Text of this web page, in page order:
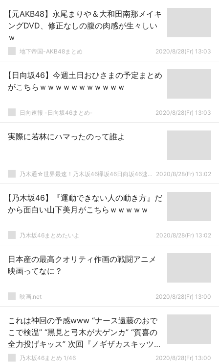
【元AKB48】永尾まりや＆大和田南那メイキ
ングDVD、修正なしの腹の肉感が生々しい
ｗ
地下帝国-AKB48まとめ 2020/8/28(Fr) 13:03
【日向坂46】今週土日おひさまの予定まとめ
がこちらｗｗｗｗｗｗｗｗｗｗｗ
日向速報 -日向坂46まとめ- 2020/8/28(Fr) 13:03
実際に若林にハマったのって誰よ
乃木通☆世界最速！乃木坂46欅坂46日向坂46速報まとめ 2020/8/28(Fr) 13:02
【乃木坂46】『運動できない人の動き方』だ
から面白い山下美月がこちらｗｗｗｗｗ
乃木坂46まとめたいよ 2020/8/28(Fr) 13:02
日本産の最高クオリティ作画の戦闘アニメ
映画ってなに？
映画.net 2020/8/28(Fr) 13:00
これは神回の予感www “ナース遠藤のおで
こで検温” “黒見と弓木が大ゲンカ” “賀喜の
全力投げキッス” 次回『ノギザカスキッツ』
番組詳細が公開！！！
乃木坂46まとめ 1/46 2020/8/28(Fr) 13:00